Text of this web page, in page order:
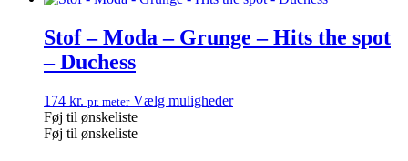
Stof – Moda – Grunge – Hits the spot
– Duchess
174 kr. pr. meter Vælg muligheder
Føj til ønskeliste
Føj til ønskeliste